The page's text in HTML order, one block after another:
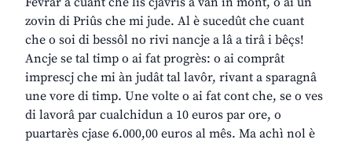
zovin di Priûs che mi jude. Al è sucedût che cuant
che o soi di bessôl no rivi nancje a lâ a tirâ i bêçs!
Ancje se tal timp o ai fat progrès: o ai comprât
imprescj che mi àn judât tal lavôr, rivant a sparagnâ
une vore di timp. Une volte o ai fat cont che, se o ves
di lavorâ par cualchidun a 10 euros par ore, o
puartarès cjase 6.000,00 euros al mês. Ma achì nol è